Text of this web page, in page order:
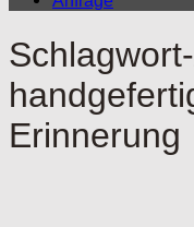
Erinnerung